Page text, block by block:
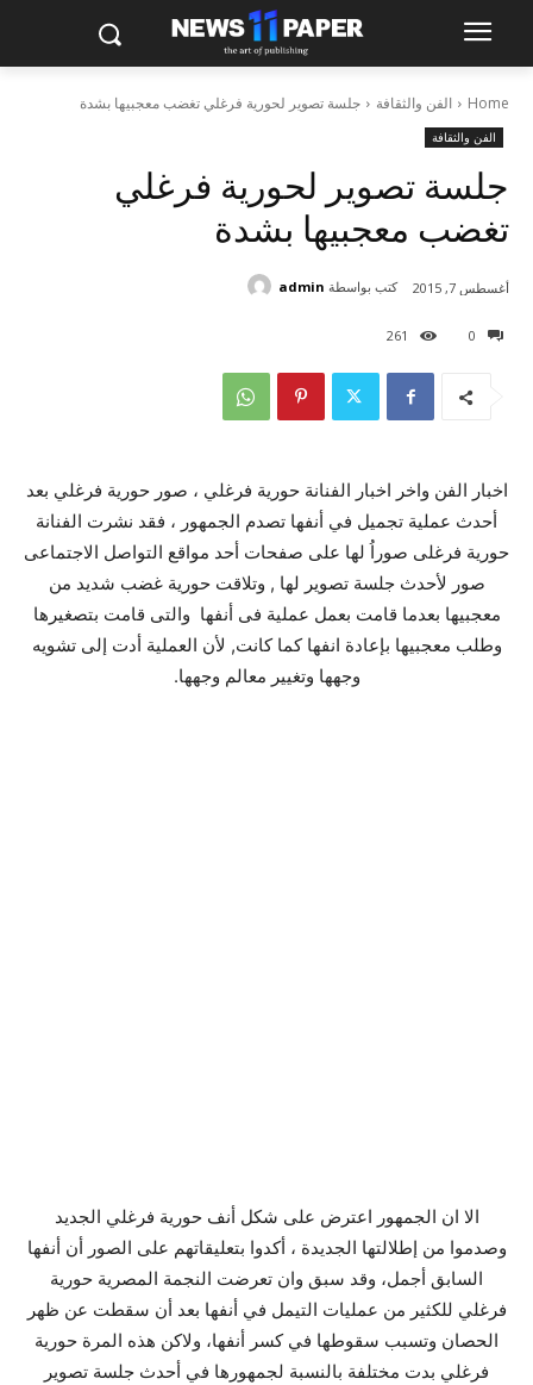
Home الفن والثقافة جلسة تصوير لحورية فرغلي تغضب معجبيها بشدة
الفن والثقافة
جلسة تصوير لحورية فرغلي
تغضب معجبيها بشدة
0
261
أغسطس 7, 2015 كتب بواسطة admin
اخبار الفن واخر اخبار الفنانة حورية فرغلي ، صور حورية فرغلي بعد
أحدث عملية تجميل في أنفها تصدم الجمهور ، فقد نشرت الفنانة
حورية فرغلى صوراُ لها على صفحات أحد مواقع التواصل الاجتماعى
صور لأحدث جلسة تصوير لها , وتلاقت حورية غضب شديد من
معجبيها بعدما قامت بعمل عملية فى أنفها والتى قامت بتصغيرها
وطلب معجبيها بإعادة انفها كما كانت, لأن العملية أدت إلى تشويه
وجهها وتغيير معالم وجهها.
الا ان الجمهور اعترض على شكل أنف حورية فرغلي الجديد
وصدموا من إطلالتها الجديدة ، أكدوا بتعليقاتهم على الصور أن أنفها
السابق أجمل، وقد سبق وان تعرضت النجمة المصرية حورية
فرغلي للكثير من عمليات التيمل في أنفها بعد أن سقطت عن ظهر
الحصان وتسبب سقوطها في كسر أنفها، ولاكن هذه المرة حورية
فرغلي بدت مختلفة بالنسبة لجمهورها في أحدث جلسة تصوير